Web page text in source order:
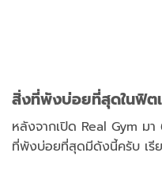
สิ่งที่พังบ่อยที่สุดในฟิตเ
หลังจากเปิด Real Gym ม
ที่พังบ่อยที่สุดมีดังนี้ครับ เรี